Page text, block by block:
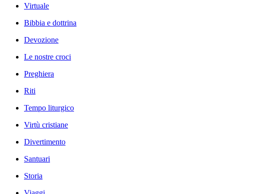
Virtuale
Bibbia e dottrina
Devozione
Le nostre croci
Preghiera
Riti
Tempo liturgico
Virtù cristiane
Divertimento
Santuari
Storia